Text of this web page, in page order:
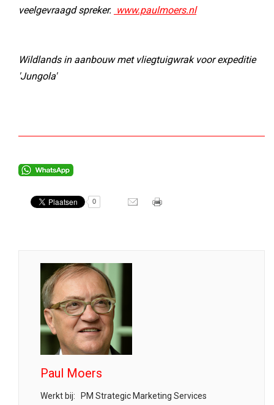
veelgevraagd spreker. www.paulmoers.nl
Wildlands in aanbouw met vliegtuigwrak voor expeditie
'Jungola'
0
Paul Moers
Werkt bij:
PM Strategic Marketing Services